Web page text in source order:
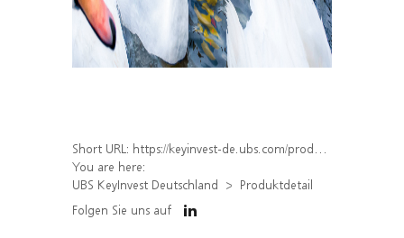
Short URL: https://keyinvest-de.ubs.com/produkt/detail/index/isin/DE000WA38SG8
You are here:
UBS KeyInvest Deutschland
Produktdetail
Folgen Sie uns auf